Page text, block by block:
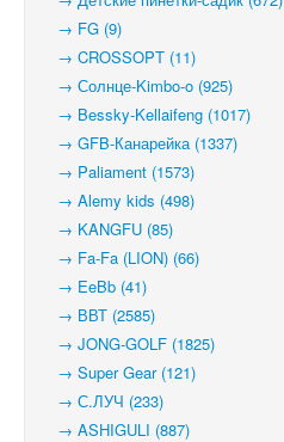
→ FG (9)
→ CROSSOPT (11)
→ Солнце-Kimbo-o (925)
→ Bessky-Kellaifeng (1017)
→ GFB-Канарейка (1337)
→ Paliament (1573)
→ Alemy kids (498)
→ KANGFU (85)
→ Fa-Fa (LION) (66)
→ EeBb (41)
→ ВВТ (2585)
→ JONG-GOLF (1825)
→ Super Gear (121)
→ С.ЛУЧ (233)
→ ASHIGULI (887)